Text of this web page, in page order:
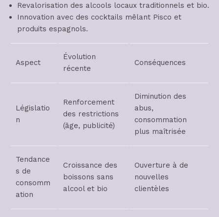
Revalorisation des alcools locaux traditionnels et bio.
Innovation avec des cocktails mêlant Pisco et
produits espagnols.
Aspect
Évolution
récente
Conséquences
Législatio
n
Renforcement
des restrictions
(âge, publicité)
Diminution des
abus,
consommation
plus maîtrisée
Tendance
s de
consomm
ation
Croissance des
boissons sans
alcool et bio
Ouverture à de
nouvelles
clientèles